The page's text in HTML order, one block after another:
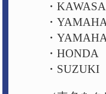
・
・
・
・HONDA
・SUZUKI